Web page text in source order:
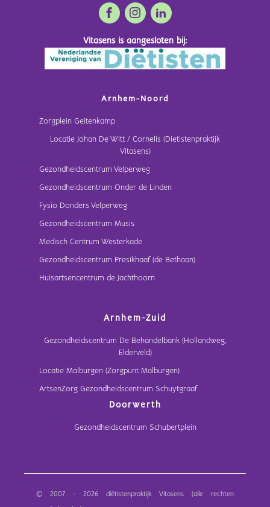
Vitasens is aangesloten bij:
Arnhem-Noord
Zorgplein Geitenkamp
Locatie Johan De Witt / Cornelis (Dietistenpraktijk
Vitasens)
Gezondheidscentrum Velperweg
Gezondheidscentrum Onder de Linden
Fysio Donders Velperweg
Gezondheidscentrum Musis
Medisch Centrum Westerkade
Gezondheidscentrum Presikhaaf (de Bethaan)
Huisartsencentrum de Jachthoorn
Arnhem-Zuid
Gezondheidscentrum De Behandelbank (Hollandweg,
Elderveld)
Locatie Malburgen (Zorgpunt Malburgen)
ArtsenZorg Gezondheidscentrum Schuytgraaf
Doorwerth
Gezondheidscentrum Schubertplein
© 2007 - 2026 diëtistenpraktijk Vitasens (alle rechten